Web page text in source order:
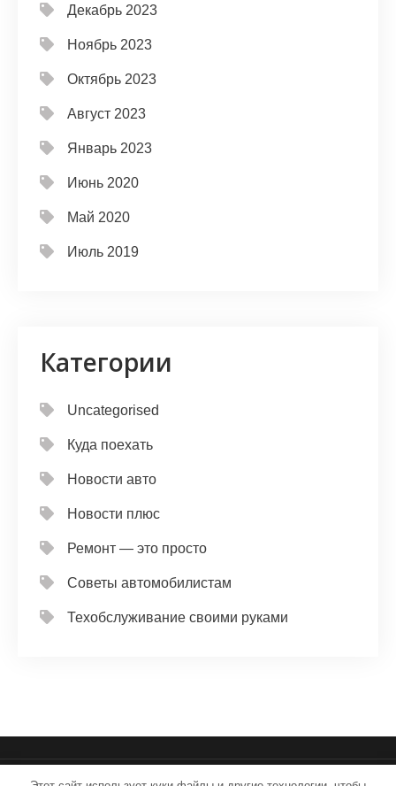
Декабрь 2023
Ноябрь 2023
Октябрь 2023
Август 2023
Январь 2023
Июнь 2020
Май 2020
Июль 2019
Категории
Uncategorised
Куда поехать
Новости авто
Новости плюс
Ремонт — это просто
Советы автомобилистам
Техобслуживание своими руками